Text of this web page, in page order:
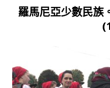
羅馬尼亞少數民族